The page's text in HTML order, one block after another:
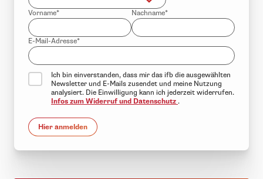
Vorname* Nachname*
E-Mail-Adresse*
Ich bin einverstanden, dass mir das ifb die ausgewählten
Newsletter und E-Mails zusendet und meine Nutzung
analysiert. Die Einwilligung kann ich jederzeit widerrufen.
Infos zum Widerruf und Datenschutz .
Hier anmelden